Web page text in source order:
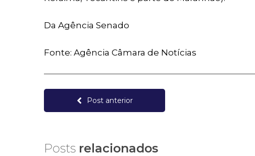
Da Agência Senado
Fonte: Agência Câmara de Notícias
Post anterior
Posts relacionados